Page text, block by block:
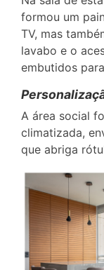
formou um
TV, mas
lavabo e o
embutidos
A área social
climatizada,
que abriga